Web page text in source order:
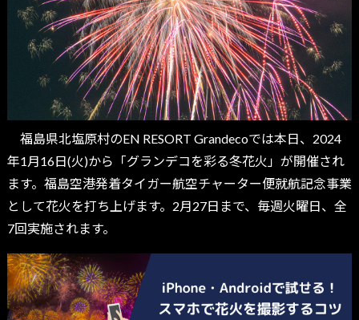
福島県北塩原村のEN RESORT Grandecoでは本日、2024
年1月16日(火)から「グランデコを彩る冬花火」が開催され
ます。福島空港発着タイガー航空チャーター便就航記念事業
として花火を打ち上げます。2月27日まで、毎週火曜日、全
7回実施されます。